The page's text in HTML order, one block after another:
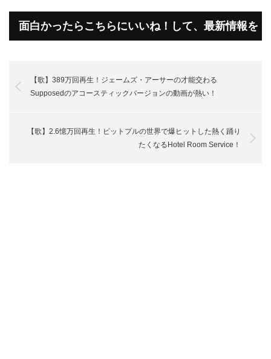
面白かったらこちらにいいね！して、最新情報を
【歌】389万回再生！ジェームズ・アーサーの才能交わる
Supposedのアコースティックバージョンの動画が熱い！
【歌】2.6憶万回再生！ピットプルの世界で爆ヒットした熱く踊り
たくなるHotel Room Service！